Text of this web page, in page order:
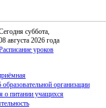
суббота,
августа 2026 года
уроков
организации
о питании учащихся